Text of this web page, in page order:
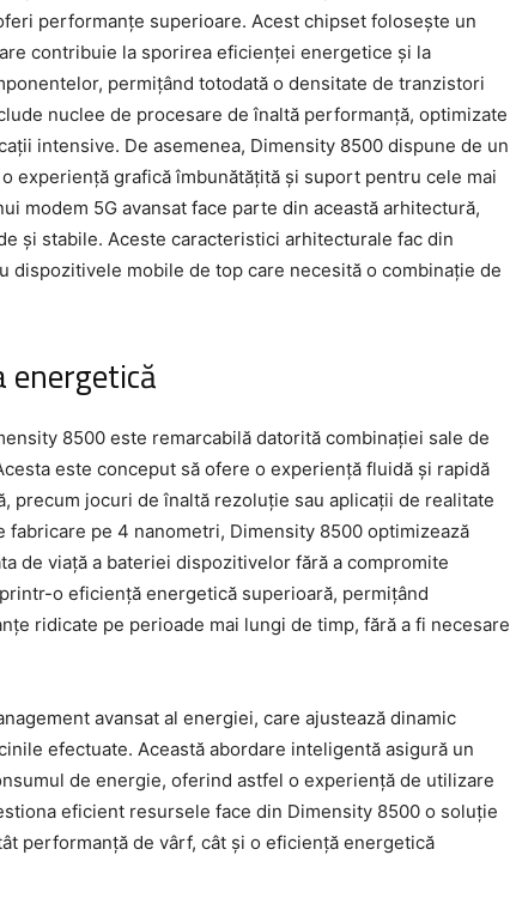
performanțe superioare. Acest chipset folosește un
contribuie la sporirea eficienței energetice și la
permițând totodată o densitate de tranzistori
nuclee de procesare de înaltă performanță, optimizate
intensive. De asemenea, Dimensity 8500 dispune de un
experiență grafică îmbunătățită și suport pentru cele mai
modem 5G avansat face parte din această arhitectură,
și stabile. Aceste caracteristici arhitecturale fac din
dispozitivele mobile de top care necesită o combinație de
8500 este remarcabilă datorită combinației sale de
este conceput să ofere o experiență fluidă și rapidă
precum jocuri de înaltă rezoluție sau aplicații de realitate
pe 4 nanometri, Dimensity 8500 optimizează
de viață a bateriei dispozitivelor fără a compromite
o eficiență energetică superioară, permițând
ridicate pe perioade mai lungi de timp, fără a fi necesare
avansat al energiei, care ajustează dinamic
efectuate. Această abordare inteligentă asigură un
de energie, oferind astfel o experiență de utilizare
eficient resursele face din Dimensity 8500 o soluție
performanță de vârf, cât și o eficiență energetică